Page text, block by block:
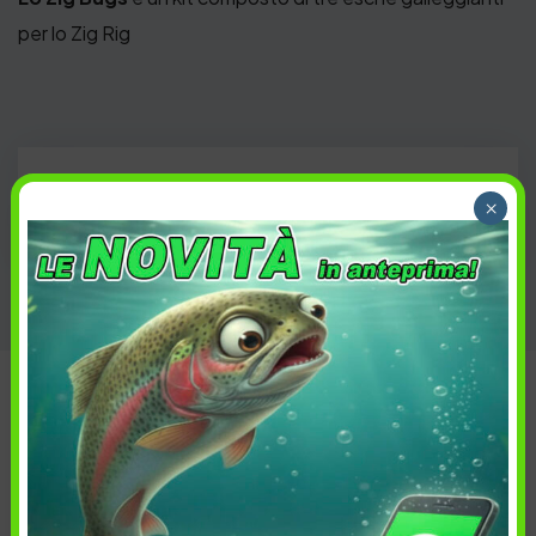
per lo Zig Rig
ACCESSORI,CARPFISHING,
PESCA,POP UP
Descrizione
Informazioni aggiuntive
×